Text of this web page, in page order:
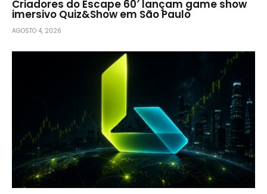
Criadores do Escape 60′ lançam game show
imersivo Quiz&Show em São Paulo
AGOSTO 4, 2026